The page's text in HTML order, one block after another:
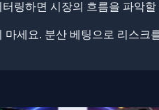
링하면 시장의 흐름을 파악
마세요. ​분산 베팅으로 리스크